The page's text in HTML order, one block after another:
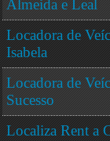
Almeida e Leal
Locadora de
Isabela
Locadora de
Sucesso
Localiza Rent a